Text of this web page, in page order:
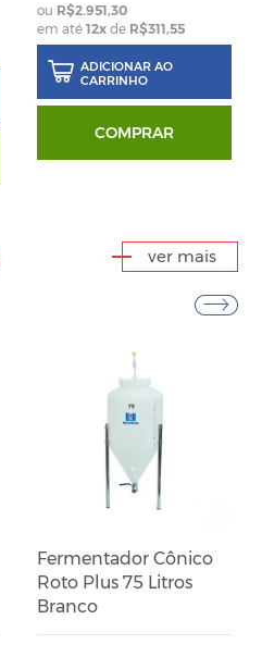
R$2.951,30
em até12x de R$311,55
ADICIONAR AO
CARRINHO
COMPRAR
ver mais
Fermentador Cônico
Roto Plus 75 Litros
Branco